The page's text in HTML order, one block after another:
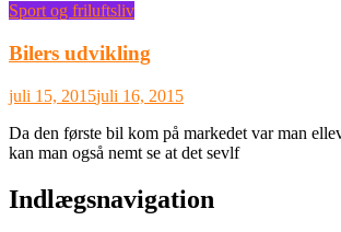
Sport og friluftsliv
Bilers udvikling
juli 15, 2015juli 16, 2015
Da den første bil kom på markedet var man
kan man også nemt se at det sevlf
Indlægsnavigation